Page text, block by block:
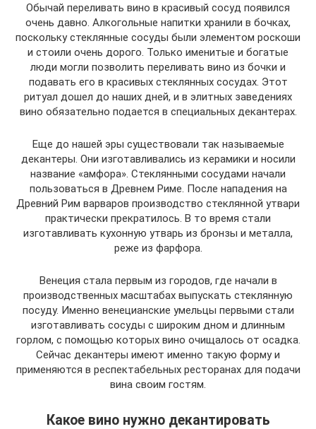
Обычай переливать вино в красивый сосуд появился
очень давно. Алкогольные напитки хранили в бочках,
поскольку стеклянные сосуды были элементом роскоши
и стоили очень дорого. Только именитые и богатые
люди могли позволить переливать вино из бочки и
подавать его в красивых стеклянных сосудах. Этот
ритуал дошел до наших дней, и в элитных заведениях
вино обязательно подается в специальных декантерах.
Еще до нашей эры существовали так называемые
декантеры. Они изготавливались из керамики и носили
название «амфора». Стеклянными сосудами начали
пользоваться в Древнем Риме. После нападения на
Древний Рим варваров производство стеклянной утвари
практически прекратилось. В то время стали
изготавливать кухонную утварь из бронзы и металла,
реже из фарфора.
Венеция стала первым из городов, где начали в
производственных масштабах выпускать стеклянную
посуду. Именно венецианские умельцы первыми стали
изготавливать сосуды с широким дном и длинным
горлом, с помощью которых вино очищалось от осадка.
Сейчас декантеры имеют именно такую форму и
применяются в респектабельных ресторанах для подачи
вина своим гостям.
Какое вино нужно декантировать